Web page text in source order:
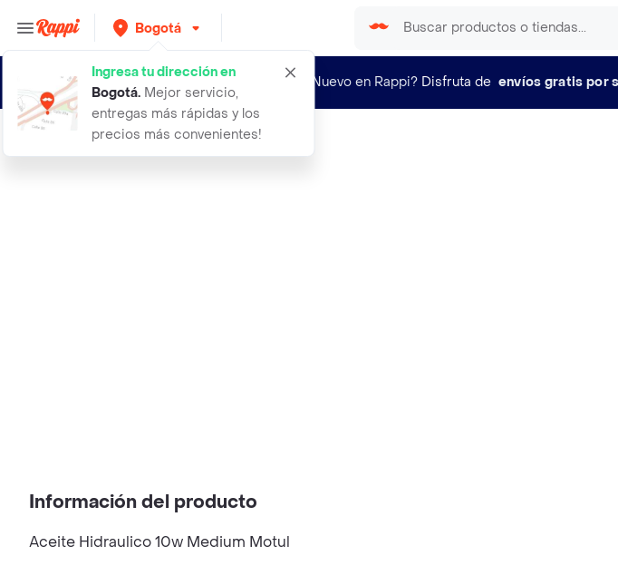
Bogotá
Ingresa tu dirección en
Bogotá. Mejor servicio,
entregas más rápidas y los
precios más convenientes!
¿Nuevo en Rappi? Disfruta de envíos gratis por
aceite hidraulico 10w medium motul
Información del producto
Aceite Hidraulico 10w Medium Motul